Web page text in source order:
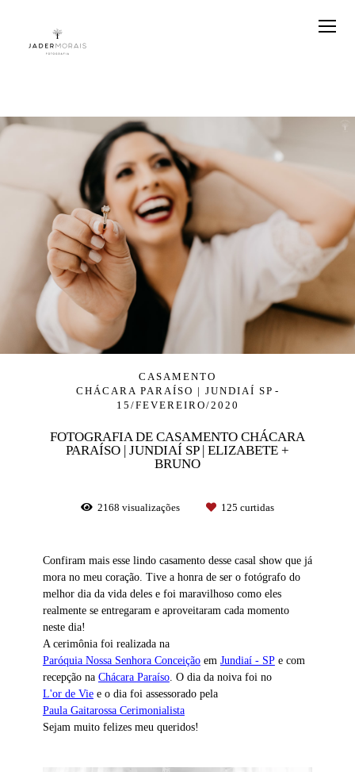
CASAMENTO
CHÁCARA PARAÍSO | JUNDIAÍ SP
15/FEVEREIRO/2020
FOTOGRAFIA DE CASAMENTO CHÁCARA
PARAÍSO | JUNDIAÍ SP | ELIZABETE +
BRUNO
2168 visualizações 125 curtidas
Confiram mais esse lindo casamento desse casal show que já
mora no meu coração. Tive a honra de ser o fotógrafo do
melhor dia da vida deles e foi maravilhoso como eles
realmente se entregaram e aproveitaram cada momento
neste dia!
A cerimônia foi realizada na
Paróquia Nossa Senhora Conceiçãoem Jundiaí - SPe com
recepção na Chácara Paraíso. O dia da noiva foi no
L'or de Viee o dia foi assessorado pela
Paula Gaitarossa Cerimonialista
Sejam muito felizes meu queridos!